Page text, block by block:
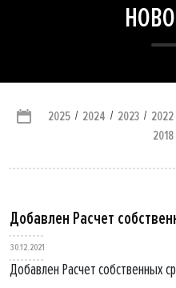
2025 / 2024 / 2023 / 2022
2018
Добавлен Расчет
30.12.2021
Добавлен Расчет собственных